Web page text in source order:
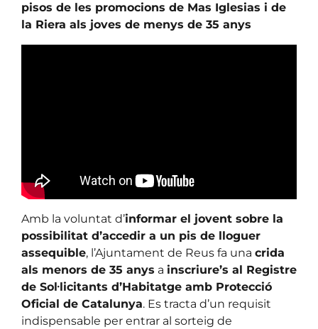
pisos de les promocions de Mas Iglesias i de
la Riera als joves de menys de 35 anys
Amb la voluntat d’informar el jovent sobre la
possibilitat d’accedir a un pis de lloguer
assequible, l’Ajuntament de Reus fa una crida
als menors de 35 anys a inscriure’s al Registre
de Sol·licitants d’Habitatge amb Protecció
Oficial de Catalunya. Es tracta d’un requisit
indispensable per entrar al sorteig de